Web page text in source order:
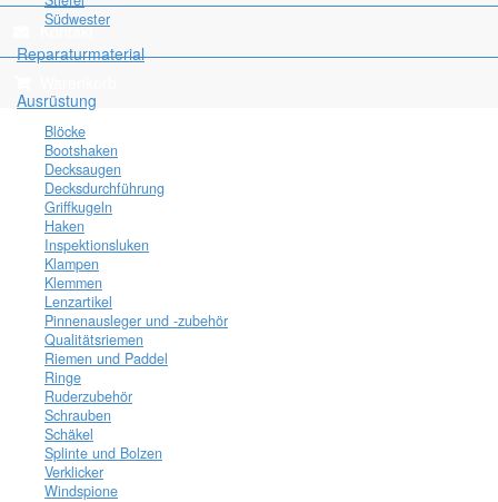
Kontakt
Südwester
Reparaturmaterial
Ausrüstung
Blöcke
Bootshaken
Decksaugen
Decksdurchführung
Griffkugeln
Haken
Inspektionsluken
Klampen
Klemmen
Lenzartikel
Pinnenausleger und -zubehör
Qualitätsriemen
Riemen und Paddel
Ringe
Ruderzubehör
Schrauben
Schäkel
Splinte und Bolzen
Verklicker
Windspione